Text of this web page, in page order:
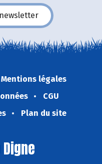
Mentions légales
CGU
Plan du site